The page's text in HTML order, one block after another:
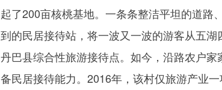
起了200亩核桃基地。一条条整洁平坦的道路
到的民居接待站，将一波又一波的游客从五
丹巴县综合性旅游接待点。如今，沿路农户
备民居接待能力。2016年，该村仅旅游产业